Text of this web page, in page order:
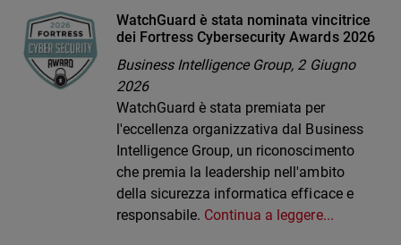
WatchGuard è stata nominata vincitrice
dei Fortress Cybersecurity Awards 2026
Business Intelligence Group, 2 Giugno
2026
WatchGuard è stata premiata per
l'eccellenza organizzativa dal Business
Intelligence Group, un riconoscimento
che premia la leadership nell'ambito
della sicurezza informatica efficace e
responsabile. Continua a leggere...